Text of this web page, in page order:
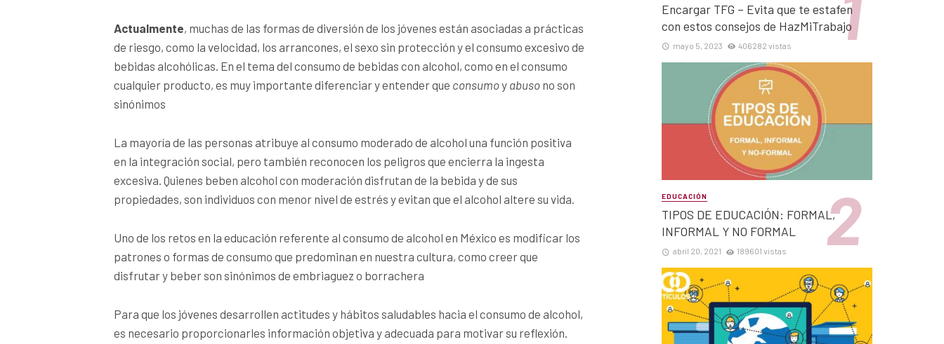
Actualmente, muchas de las formas de diversión de los jóvenes están asociadas a prácticas
de riesgo, como la velocidad, los arrancones, el sexo sin protección y el consumo excesivo de
bebidas alcohólicas. En el tema del consumo de bebidas con alcohol, como en el consumo
cualquier producto, es muy importante diferenciar y entender que consumoy abuso no son
sinónimos
La mayoría de las personas atribuye al consumo moderado de alcohol una función positiva
en la integración social, pero también reconocen los peligros que encierra la ingesta
excesiva. Quienes beben alcohol con moderación disfrutan de la bebida y de sus
propiedades, son individuos con menor nivel de estrés y evitan que el alcohol altere su vida.
Uno de los retos en la educación referente al consumo de alcohol en México es modificar los
patrones o formas de consumo que predominan en nuestra cultura, como creer que
disfrutar y beber son sinónimos de embriaguez o borrachera
Para que los jóvenes desarrollen actitudes y hábitos saludables hacia el consumo de alcohol,
es necesario proporcionarles información objetiva y adecuada para motivar su reflexión.
Encargar TFG – Evita que te estafen
con estos consejos de HazMiTrabajo
mayo 5, 2023 406282 vistas
EDUCACIÓN
TIPOS DE EDUCACIÓN: FORMAL,
INFORMAL Y NO FORMAL
abril 20, 2021 189601 vistas